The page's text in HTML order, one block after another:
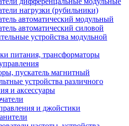
нагрузки (рубильники)
автоматический модульный
автоматический силовой
устройства модульной
питания, трансформаторы
пускатель магнитный
устройства различного
и аксессуары
и джойстики